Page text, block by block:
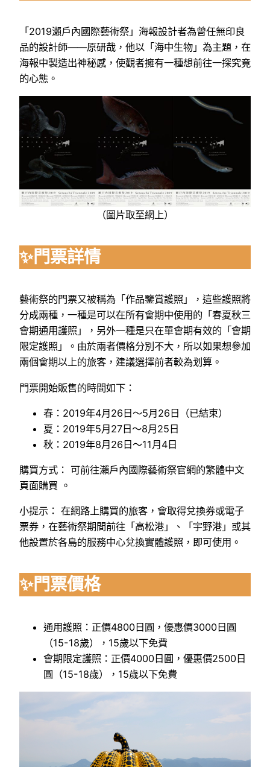
「2019瀨戶內國際藝術祭」海報設計者為曾任無印良
品的設計師——原研哉，他以「海中生物」為主題，在
海報中製造出神秘感，使觀者擁有一種想前往一探究竟
的心態。
（圖片取至網上）
✨門票詳情
藝術祭的門票又被稱為「作品鑒賞護照」，這些護照將
分成兩種，一種是可以在所有會期中使用的「春夏秋三
會期通用護照」，另外一種是只在單會期有效的「會期
限定護照」。由於兩者價格分別不大，所以如果想參加
兩個會期以上的旅客，建議選擇前者較為划算。
門票開始販售的時間如下：
春：2019年4月26日～5月26日（已結束）
夏：2019年5月27日～8月25日
秋：2019年8月26日～11月4日
購買方式： 可前往瀨戶內國際藝術祭官網的繁體中文
頁面購買 。
小提示： 在網路上購買的旅客，會取得兌換券或電子
票券，在藝術祭期間前往「高松港」、「宇野港」或其
他設置於各島的服務中心兌換實體護照，即可使用。
✨門票價格
通用護照：正價4800日圓，優惠價3000日圓
（15-18歲），15歲以下免費
會期限定護照：正價4000日圓，優惠價2500日
圓（15-18歲），15歲以下免費